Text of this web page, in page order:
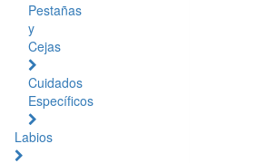
Pestañas
y
Cejas
Cuidados
Específicos
Labios